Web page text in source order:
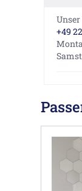
+49